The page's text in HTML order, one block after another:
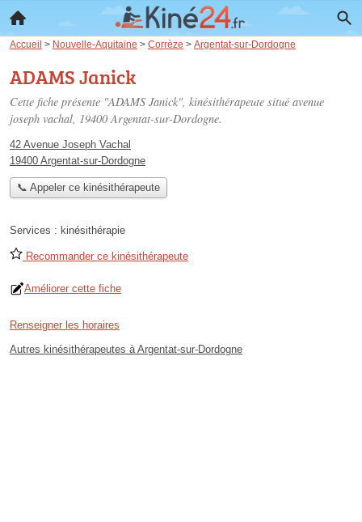
Accueil > Nouvelle-Aquitaine > Corrèze > Argentat-sur-Dordogne
ADAMS Janick
Cette fiche présente "ADAMS Janick", kinésithérapeute situé avenue
joseph vachal, 19400 Argentat-sur-Dordogne.
42 Avenue Joseph Vachal
19400 Argentat-sur-Dordogne
📞 Appeler ce kinésithérapeute
Services : kinésithérapie
Recommander ce kinésithérapeute
Améliorer cette fiche
Renseigner les horaires
Autres kinésithérapeutes à Argentat-sur-Dordogne